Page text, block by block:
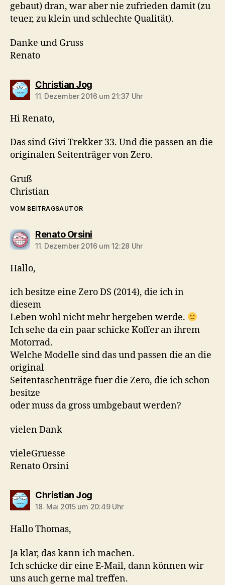
gebaut) dran, war aber nie zufrieden damit (zu
teuer, zu klein und schlechte Qualität).
Danke und Gruss
Renato
Christian Jogsagt:
11. Dezember 2016 um 21:37 Uhr
Hi Renato,
Das sind Givi Trekker 33. Und die passen an die
originalen Seitenträger von Zero.
Gruß
Christian
VOM BEITRAGSAUTOR
Renato Orsinisagt:
11. Dezember 2016 um 12:28 Uhr
Hallo,
ich besitze eine Zero DS (2014), die ich in
diesem
Leben wohl nicht mehr hergeben werde.
Ich sehe da ein paar schicke Koffer an ihrem
Motorrad.
Welche Modelle sind das und passen die an die
original
Seitentaschenträge fuer die Zero, die ich schon
besitze
oder muss da gross umbgebaut werden?
vielen Dank
vieleGruesse
Renato Orsini
Christian Jogsagt:
18. Mai 2015 um 20:49 Uhr
Hallo Thomas,
Ja klar, das kann ich machen.
Ich schicke dir eine E-Mail, dann können wir
uns auch gerne mal treffen.